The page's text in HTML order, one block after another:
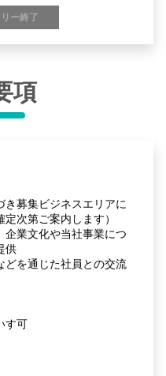
ー終了
項
き募集ビジネスエリアに
次第ご案内します）
企業文化や当社事業につ
供
どを通じた社員との交流
す可